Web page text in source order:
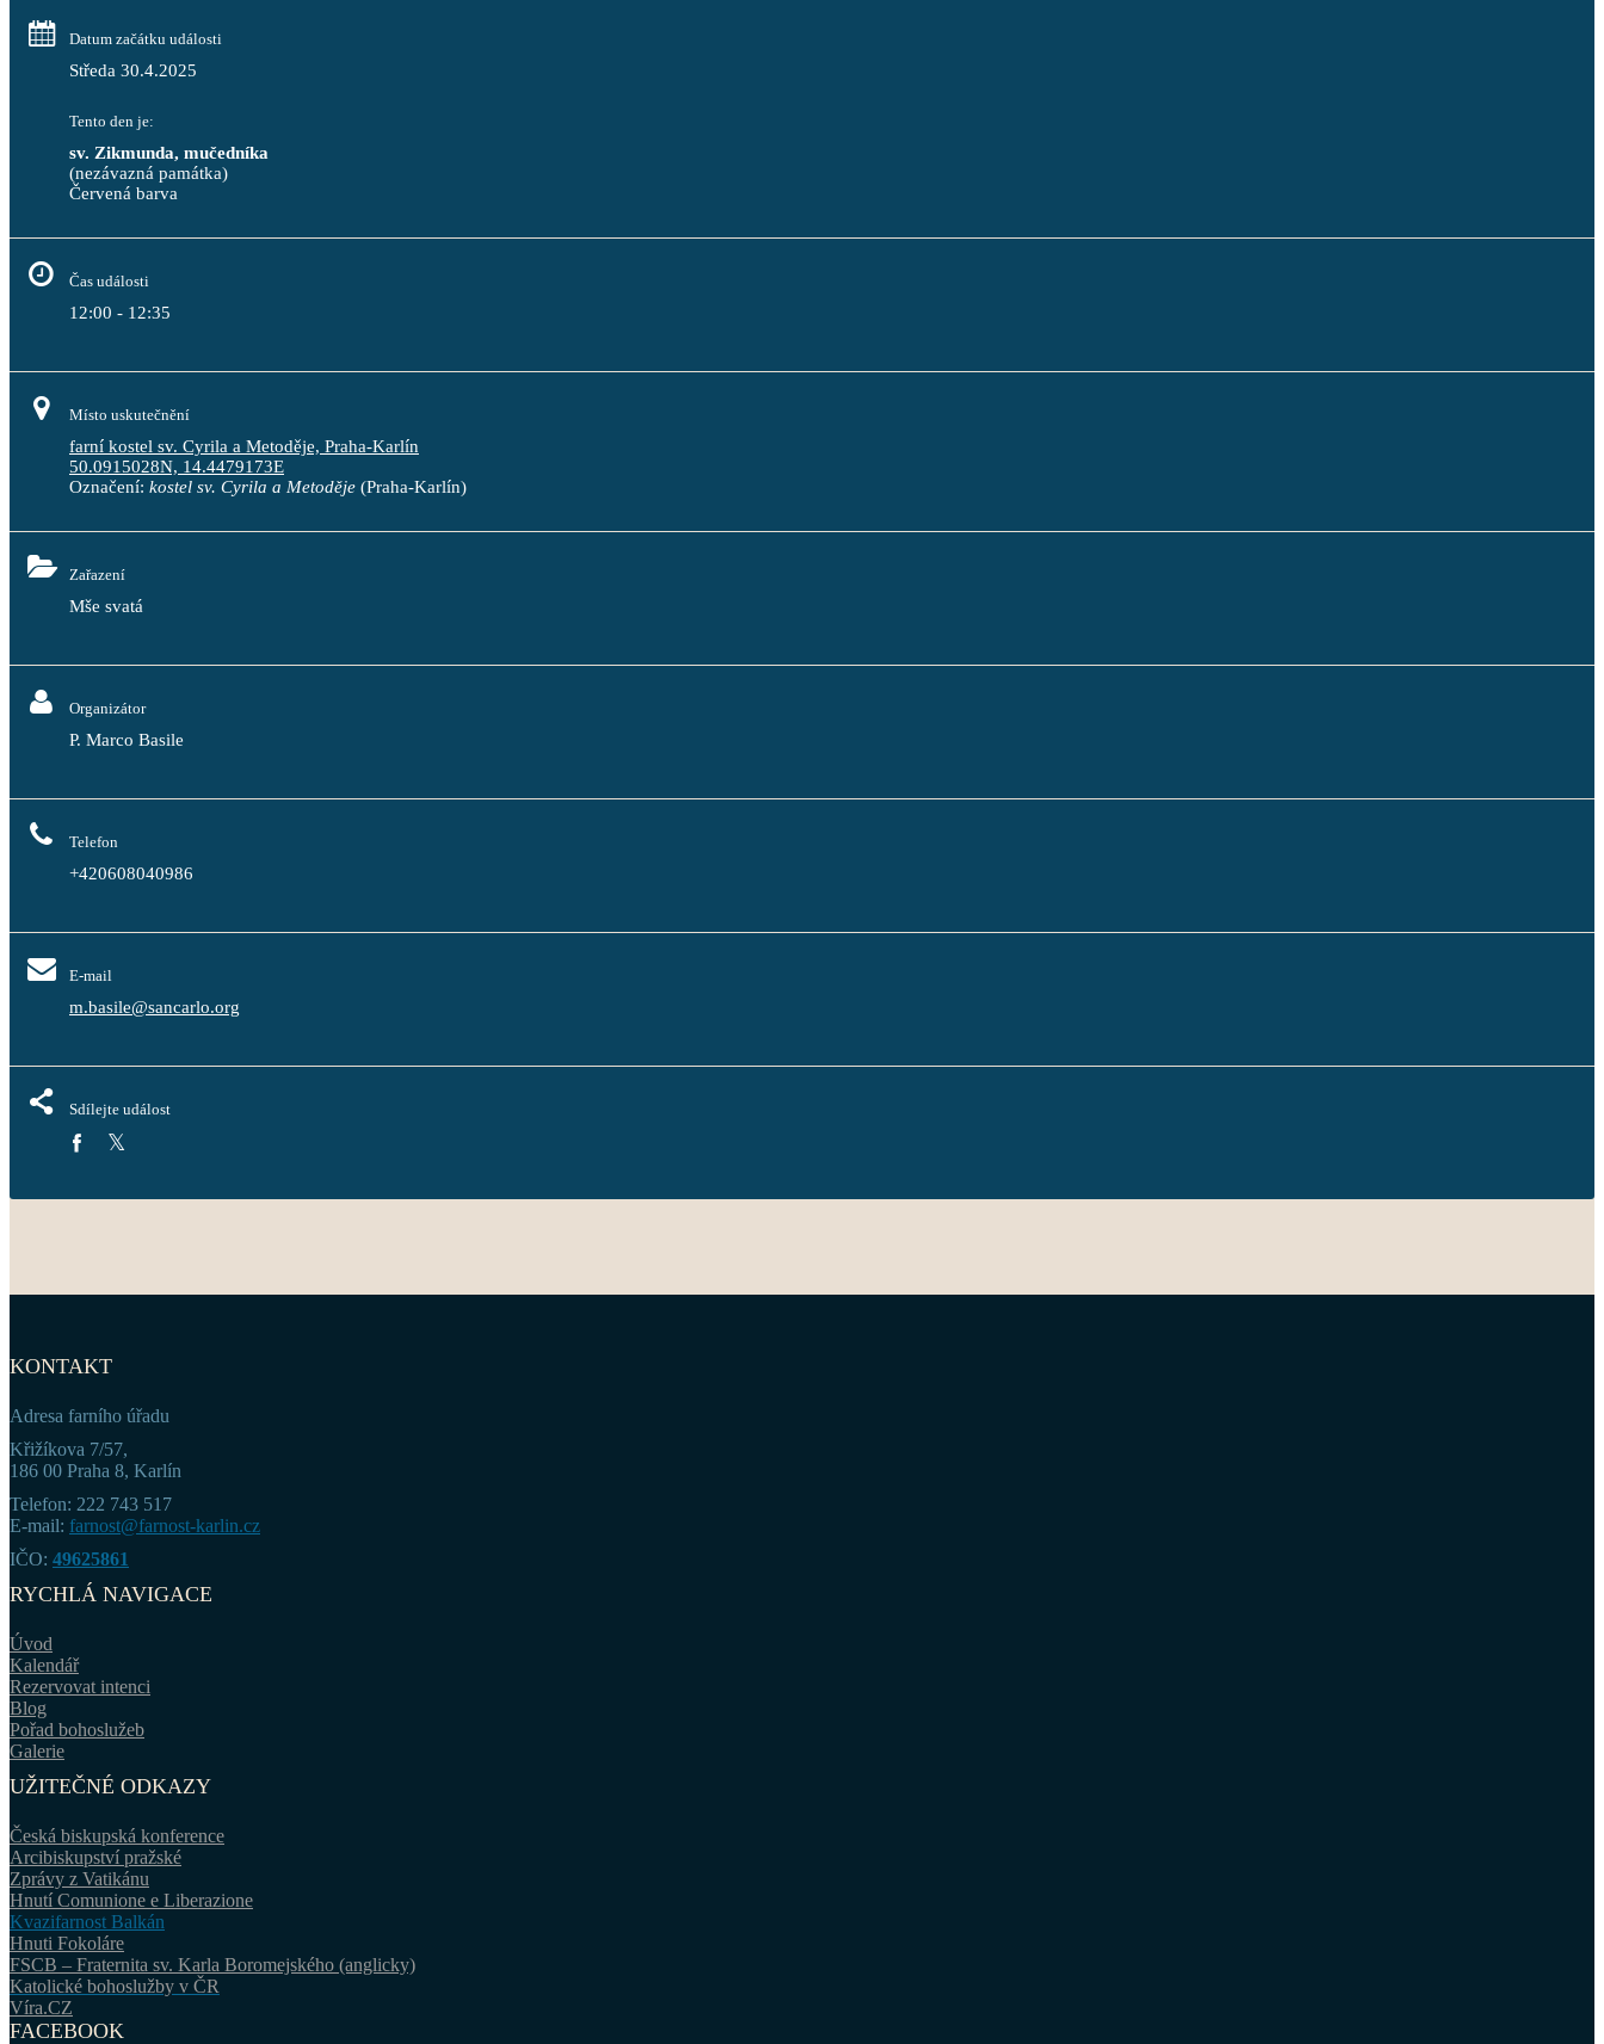
Datum začátku události
Středa 30.4.2025
Tento den je:
sv. Zikmunda, mučedníka
(nezávazná památka)
Červená barva
Čas události
12:00 - 12:35
Místo uskutečnění
farní kostel sv. Cyrila a Metoděje, Praha-Karlín
50.0915028N, 14.4479173E
Označení: kostel sv. Cyrila a Metoděje (Praha-Karlín)
Zařazení
Mše svatá
Organizátor
P. Marco Basile
Telefon
+420608040986
E-mail
m.basile@sancarlo.org
Sdílejte událost
KONTAKT
Adresa farního úřadu
Křižíkova 7/57,
186 00 Praha 8, Karlín
Telefon: 222 743 517
E-mail: farnost@farnost-karlin.cz
IČO: 49625861
RYCHLÁ NAVIGACE
Úvod
Kalendář
Rezervovat intenci
Blog
Pořad bohoslužeb
Galerie
UŽITEČNÉ ODKAZY
Česká biskupská konference
Arcibiskupství pražské
Zprávy z Vatikánu
Hnutí Comunione e Liberazione
Kvazifarnost Balkán
Hnuti Fokoláre
FSCB – Fraternita sv. Karla Boromejského (anglicky)
Katolické bohoslužby v ČR
Víra.CZ
FACEBOOK